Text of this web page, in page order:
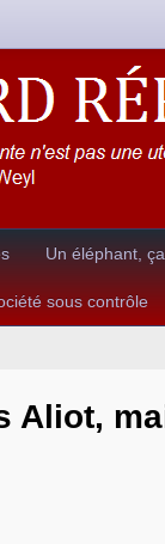
Un éléphant,
sous contrôle
Aliot,